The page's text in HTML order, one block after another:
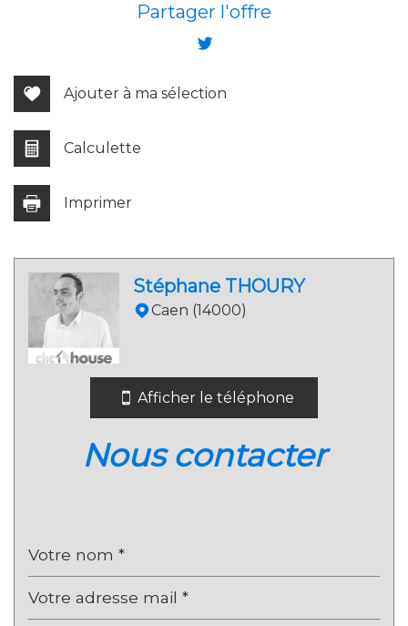
Mairie
statistiques
Nombre d'habitants
Propriétaires (vs. locataires)
Taxe habitation
Habitants de plus de 55 ans
Nombre d'enfants par famille
Familles sans enfant
48,46 %
Partager l'offre
Ajouter à ma sélection
Calculette
Imprimer
Stéphane THOURY
Caen (14000)
Afficher le téléphone
nous contacter